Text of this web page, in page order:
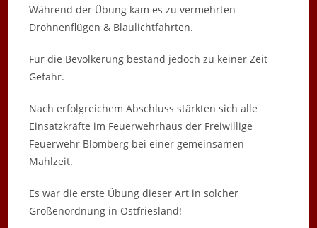
Während der Übung kam es zu vermehrten
Drohnenflügen & Blaulichtfahrten.
Für die Bevölkerung bestand jedoch zu keiner Zeit
Gefahr.
Nach erfolgreichem Abschluss stärkten sich alle
Einsatzkräfte im Feuerwehrhaus der Freiwillige
Feuerwehr Blomberg bei einer gemeinsamen
Mahlzeit.
Es war die erste Übung dieser Art in solcher
Größenordnung in Ostfriesland!